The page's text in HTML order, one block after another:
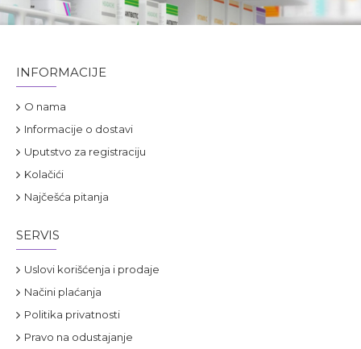
INFORMACIJE
O nama
Informacije o dostavi
Uputstvo za registraciju
Kolačići
Najčešća pitanja
SERVIS
Uslovi korišćenja i prodaje
Načini plaćanja
Politika privatnosti
Pravo na odustajanje